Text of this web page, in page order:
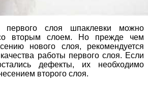
первого слоя шпаклевки можно
вторым слоем. Но прежде чем
нового слоя, рекомендуется
работы первого слоя. Если
дефекты, их необходимо
второго слоя.